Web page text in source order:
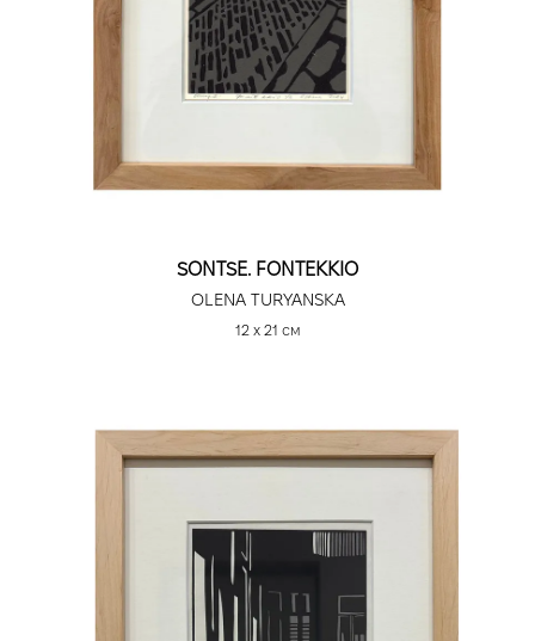
SONTSE. FONTEKKIO
OLENA TURYANSKA
12 х 21 см